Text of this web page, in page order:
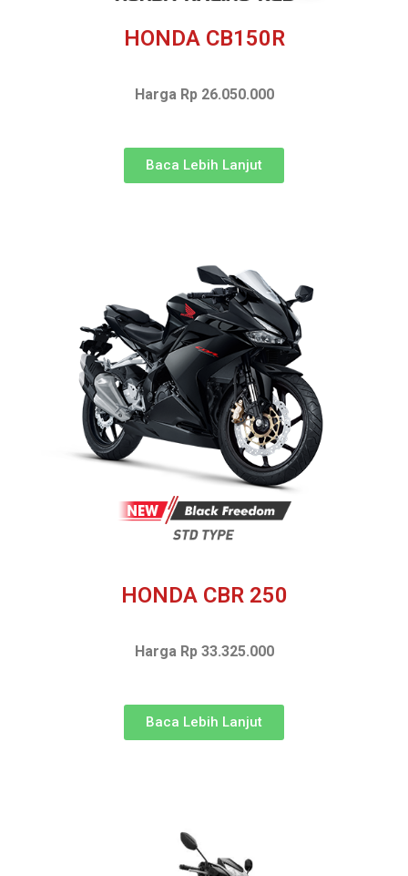
HONDA CB150R
Harga Rp 26.050.000
Baca Lebih Lanjut
HONDA CBR 250
Harga Rp 33.325.000
Baca Lebih Lanjut